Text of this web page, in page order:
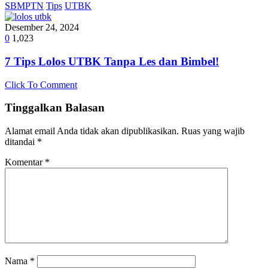
SBMPTN Tips UTBK
Desember 24, 2024
0 1,023
7 Tips Lolos UTBK Tanpa Les dan Bimbel!
Click To Comment
Tinggalkan Balasan
Alamat email Anda tidak akan dipublikasikan. Ruas yang wajib
ditandai *
Komentar *
Nama *